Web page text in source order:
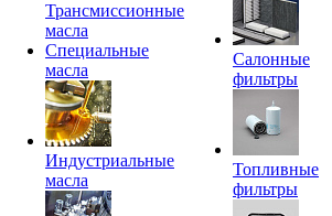
Трансмиссионные
масла
Специальные
масла
Индустриальные
масла
Салонные
фильтры
Топливные
фильтры